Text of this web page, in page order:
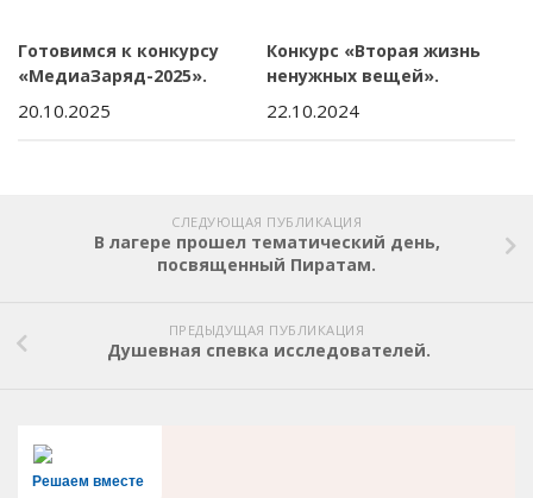
Готовимся к конкурсу
«МедиаЗаряд-2025».
20.10.2025
Конкурс «Вторая жизнь
ненужных вещей».
22.10.2024
СЛЕДУЮЩАЯ ПУБЛИКАЦИЯ
В лагере прошел тематический день,
посвященный Пиратам.
ПРЕДЫДУЩАЯ ПУБЛИКАЦИЯ
Душевная спевка исследователей.
Решаем вместе